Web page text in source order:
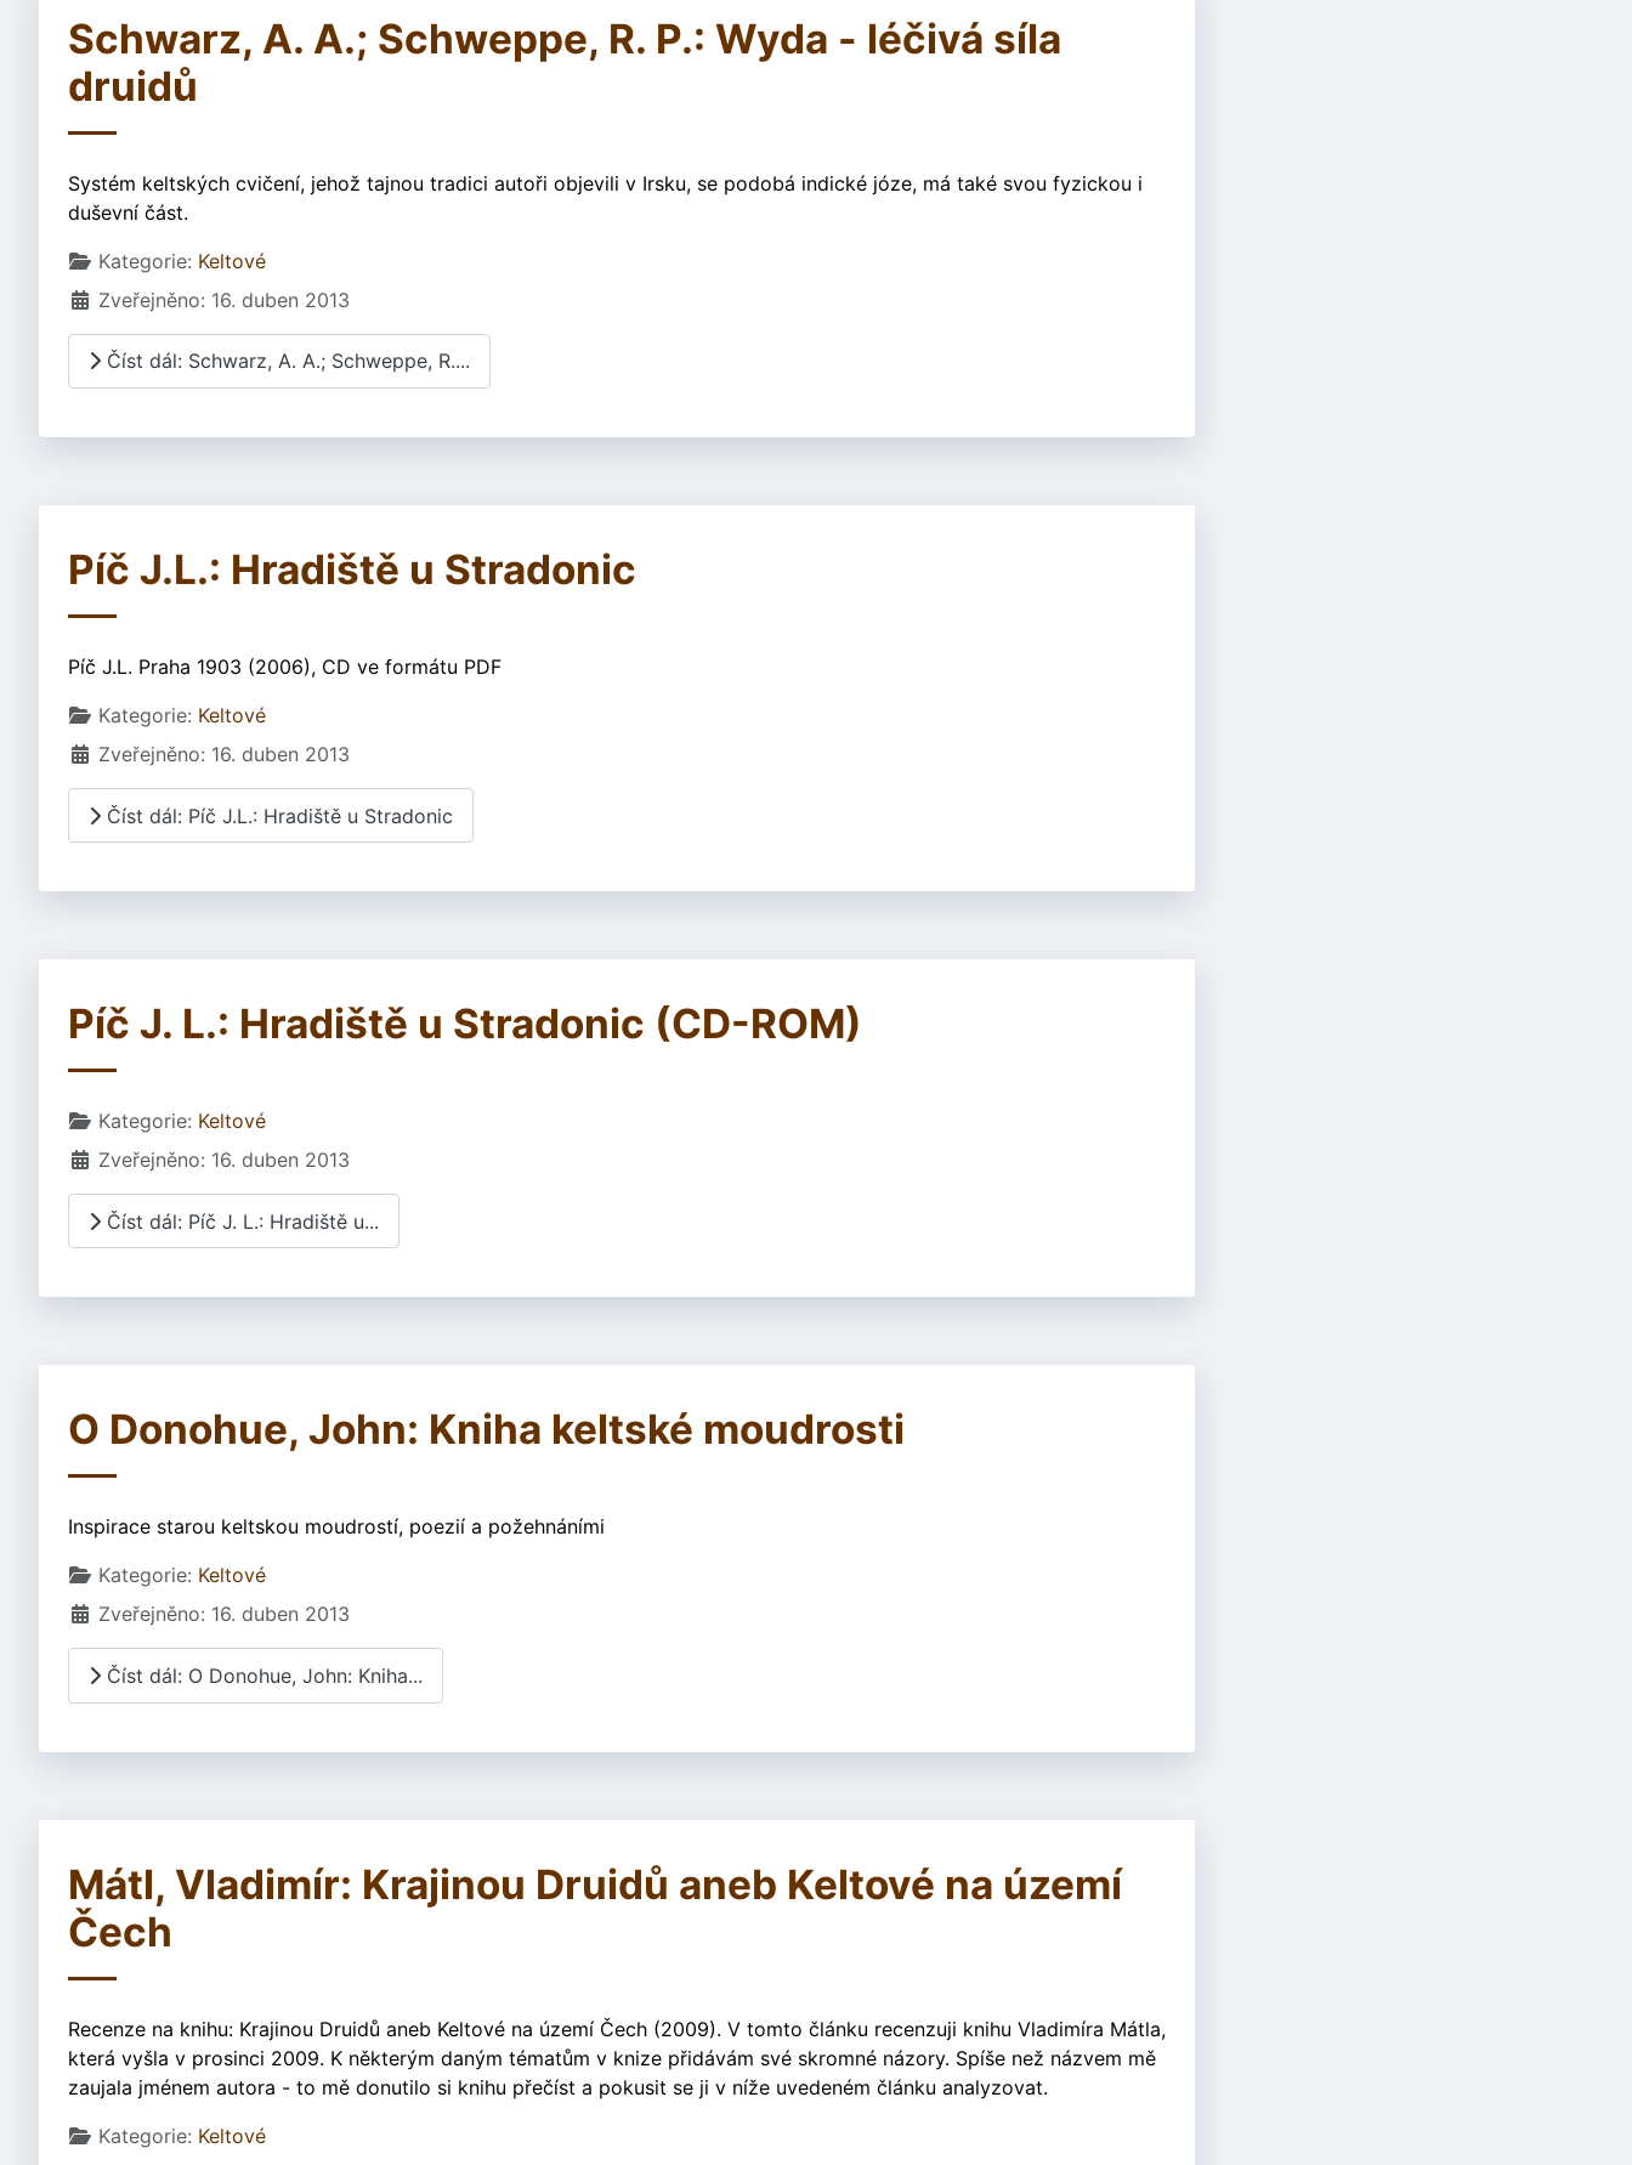
Schwarz, A. A.; Schweppe, R. P.: Wyda - léčivá síla
druidů
Systém keltských cvičení, jehož tajnou tradici autoři objevili v Irsku, se podobá indické józe, má také svou fyzickou i
duševní část.
Základní údaje
Kategorie: Keltové
Zveřejněno: 16. duben 2013
Číst dál: Schwarz, A. A.; Schweppe, R....
Píč J.L.: Hradiště u Stradonic
Píč J.L. Praha 1903 (2006), CD ve formátu PDF
Základní údaje
Kategorie: Keltové
Zveřejněno: 16. duben 2013
Číst dál: Píč J.L.: Hradiště u Stradonic
Píč J. L.: Hradiště u Stradonic (CD-ROM)
Základní údaje
Kategorie: Keltové
Zveřejněno: 16. duben 2013
Číst dál: Píč J. L.: Hradiště u...
O Donohue, John: Kniha keltské moudrosti
Inspirace starou keltskou moudrostí, poezií a požehnáními
Základní údaje
Kategorie: Keltové
Zveřejněno: 16. duben 2013
Číst dál: O Donohue, John: Kniha...
Mátl, Vladimír: Krajinou Druidů aneb Keltové na území
Čech
Recenze na knihu: Krajinou Druidů aneb Keltové na území Čech (2009). V tomto článku recenzuji knihu Vladimíra Mátla,
která vyšla v prosinci 2009. K některým daným tématům v knize přidávám své skromné názory. Spíše než názvem mě
zaujala jménem autora - to mě donutilo si knihu přečíst a pokusit se ji v níže uvedeném článku analyzovat.
Základní údaje
Kategorie: Keltové